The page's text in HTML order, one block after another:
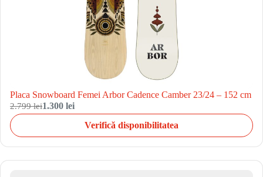
Placa Snowboard Femei Arbor Cadence Camber 23/24 – 152 cm
2.799 lei1.300 lei
Verifică disponibilitatea